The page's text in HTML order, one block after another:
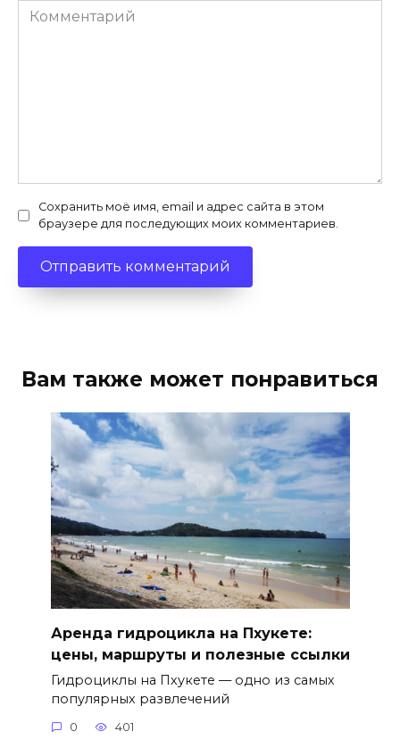
Комментарий
Сохранить моё имя, email и адрес сайта в этом
браузере для последующих моих комментариев.
Вам также может понравиться
Аренда гидроцикла на Пхукете:
цены, маршруты и полезные ссылки
Гидроциклы на Пхукете — одно из самых
популярных развлечений
0 401